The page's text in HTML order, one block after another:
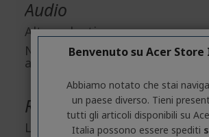
Audio
Altoparlanti
Numero di
altoparlanti
Rete e comunicazione
LAN wireless
Benvenuto su Acer
Abbiamo notato che stai
un paese diverso. Tieni
tutti gli articoli disponibili su
Italia possono essere spediti